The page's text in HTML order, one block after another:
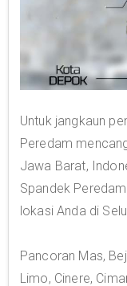
Untuk jangkaun
Peredam
Jawa Barat,
Spandek
lokasi Anda di
Pancoran Mas,
Limo, Cinere,